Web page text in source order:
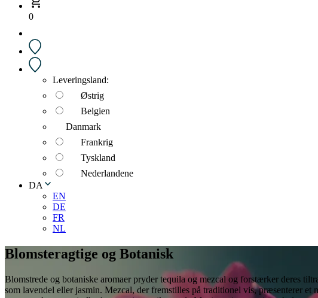
0
Leveringsland:
Østrig
Belgien
Danmark
Frankrig
Tyskland
Nederlandene
DA
EN
DE
FR
NL
Blomsteragtige og Botanisk
Blomstrede og botaniske aromaer pryder tequila og mezcal og forstærker deres
som lavendel eller jasmin. Mezcal, der fremstilles på traditionel vis, præsenterer